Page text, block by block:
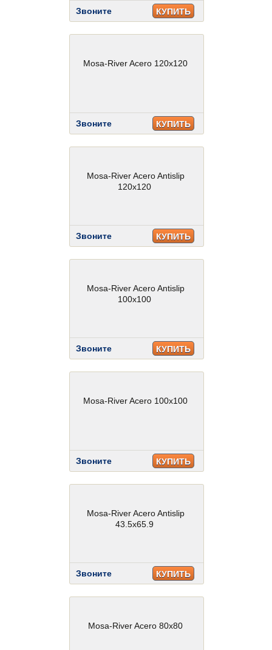
Звоните КУПИТЬ
Mosa-River Acero 120x120
Звоните КУПИТЬ
Mosa-River Acero Antislip
120x120
Звоните КУПИТЬ
Mosa-River Acero Antislip
100x100
Звоните КУПИТЬ
Mosa-River Acero 100x100
Звоните КУПИТЬ
Mosa-River Acero Antislip
43.5x65.9
Звоните КУПИТЬ
Mosa-River Acero 80x80